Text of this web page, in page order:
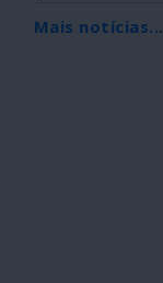
Mais notícias...